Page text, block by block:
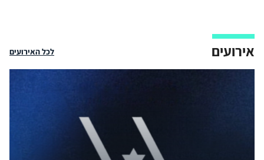
אירועים לכל האירועים